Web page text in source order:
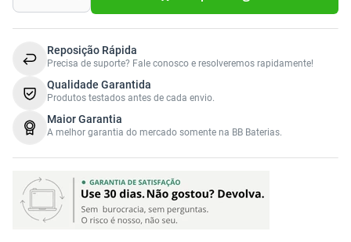
Toshiba
Toshiba
Caddy para SSD
Reposição Rápida
Precisa de suporte? Fale conosco e resolveremos rapidamente!
Qualidade Garantida
Produtos testados antes de cada envio.
Maior Garantia
A melhor garantia do mercado somente na BB Baterias.